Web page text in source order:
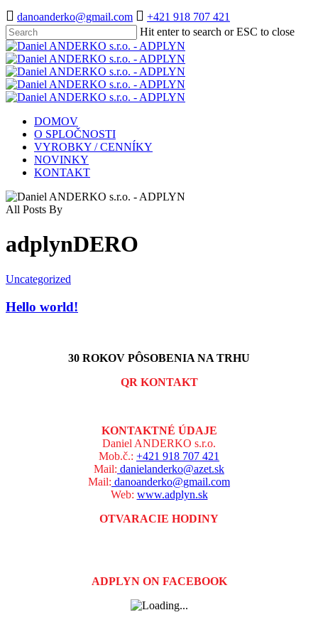
Skip
to
main
content
 danoanderko@gmail.com  +421 918 707 421
Hit enter to search or ESC to close
Close
Search
Menu
DOMOV
O SPLOČNOSTI
VYROBKY / CENNÍKY
NOVINKY
KONTAKT
All Posts By
adplynDERO
Hello
Uncategorized
Hello world!
30 ROKOV PÔSOBENIA NA TRHU
QR KONTAKT
KONTAKTNÉ ÚDAJE
Daniel ANDERKO s.r.o.
Mob.č.: +421 918 707 421
Mail: danielanderko@azet.sk
Mail: danoanderko@gmail.com
Web: www.adplyn.sk
OTVARACIE HODINY
ADPLYN ON FACEBOOK